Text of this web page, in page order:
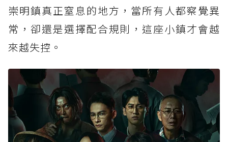
崇明鎮真正窒息的地方，當所有人都察覺異
常，卻還是選擇配合規則，這座小鎮才會越
來越失控。